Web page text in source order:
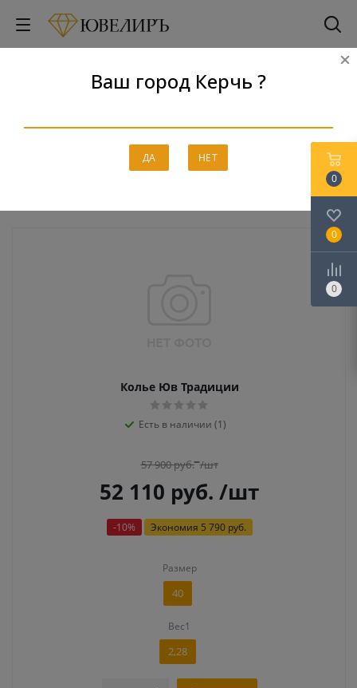
Ваш город Керчь ?
ДА НЕТ
Колье
Главная - Каталог - Бриллианты - Колье
Колье Юв Традиции
Есть в наличии (1)
57 900руб. /шт
52 110 руб. /шт
-10% Экономия 5 790 руб.
Размер
40
Вес1
2,28
0
0
0